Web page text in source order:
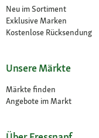
Neu im Sortiment
Exklusive Marken
Kostenlose Rücksendung
Unsere Märkte
Märkte finden
Angebote im Markt